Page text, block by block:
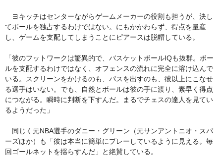
ヨキッチはセンターながらゲームメーカーの役割も担うが、決し
てボールを独占するわけではない。にもかかわらず、得点を量産
し、ゲームを支配してしまうことにピアースは脱帽している。
「彼のフットワークは驚異的で、バスケットボールIQも抜群。ボー
ルを支配するわけではなく、オフェンスの流れに完全に溶け込んで
いる。スクリーンをかけるのも、パスを出すのも、彼以上にこなせ
る選手はいない。でも、自然とボールは彼の手に渡り、素早く得点
につながる。瞬時に判断を下すんだ。まるでチェスの達人を見てい
るようだった」
同じく元NBA選手のダニー・グリーン（元サンアントニオ・スパ
ーズほか）も「彼は本当に簡単にプレーしているように見える。毎
回ゴールネットを揺らすんだ」と絶賛している。